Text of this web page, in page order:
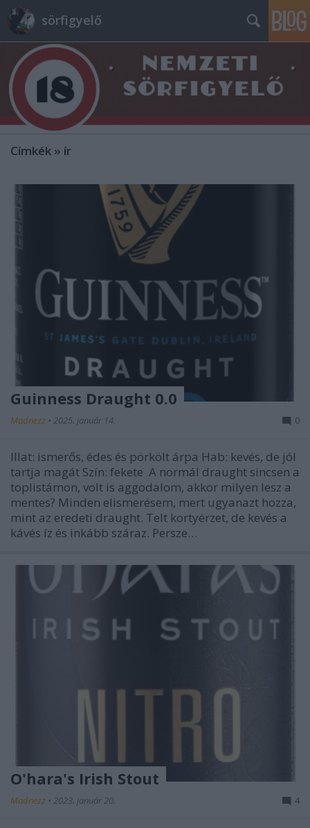
sörfigyelő
Címkék » ír
Guinness Draught 0.0
Madnezz • 2025. január 14. 0
Illat: ismerős, édes és pörkölt árpa Hab: kevés, de jól
tartja magát Szín: fekete A normál draught sincsen a
toplistámon, volt is aggodalom, akkor milyen lesz a
mentes? Minden elismerésem, mert ugyanazt hozza,
mint az eredeti draught. Telt kortyérzet, de kevés a
kávés íz és inkább száraz. Persze…
O'hara's Irish Stout
Madnezz • 2023. január 20. 4